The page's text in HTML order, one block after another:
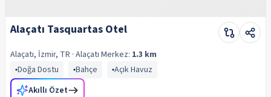
Alaçatı Tasquartas Otel
Alaçatı, İzmir, TR · Alaçatı Merkez: 1.3 km
Doğa Dostu
Bahçe
Açık Havuz
Akıllı Özet